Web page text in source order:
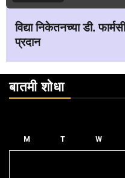
विद्या निकेतनच्या डी.
प्रदान
बातमी शोधा
M T W